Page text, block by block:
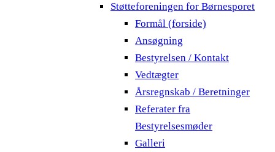
Støtteforeningen for Børnesporet
Formål (forside)
Ansøgning
Bestyrelsen / Kontakt
Vedtægter
Årsregnskab / Beretninger
Referater fra
Bestyrelsesmøder
Galleri